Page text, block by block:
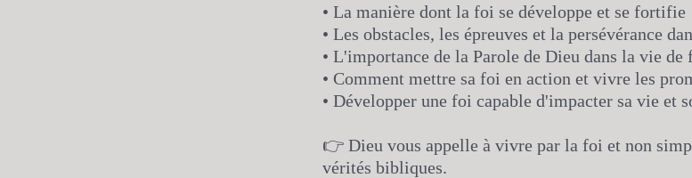
• La manière dont la foi se développe et se fortifie
• Les obstacles, les épreuves et la persévérance
• L'importance de la Parole de Dieu dans la vie de
• Comment mettre sa foi en action et vivre les
• Développer une foi capable d'impacter sa vie et
👉 Dieu vous appelle à vivre par la foi et non
vérités bibliques.